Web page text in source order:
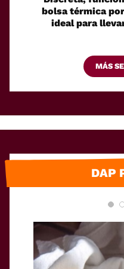
bolsa térmica
ideal para
MÁS
DAP